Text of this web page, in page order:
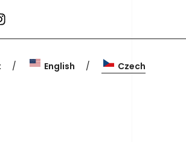
English Czech